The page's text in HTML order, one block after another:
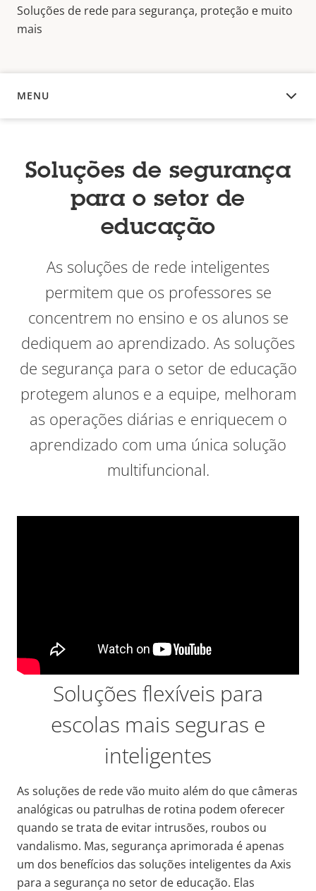
Soluções de rede para segurança, proteção e muito
mais
MENU
VISÃO GERAL
Soluções de segurança
para o setor de
educação
As soluções de rede inteligentes
permitem que os professores se
concentrem no ensino e os alunos se
dediquem ao aprendizado. As soluções
de segurança para o setor de educação
protegem alunos e a equipe, melhoram
as operações diárias e enriquecem o
aprendizado com uma única solução
multifuncional.
Soluções flexíveis para
escolas mais seguras e
inteligentes
As soluções de rede vão muito além do que câmeras
analógicas ou patrulhas de rotina podem oferecer
quando se trata de evitar intrusões, roubos ou
vandalismo. Mas, segurança aprimorada é apenas
um dos benefícios das soluções inteligentes da Axis
para a segurança no setor de educação. Elas